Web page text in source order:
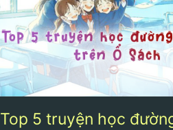
Top 5 truyện học